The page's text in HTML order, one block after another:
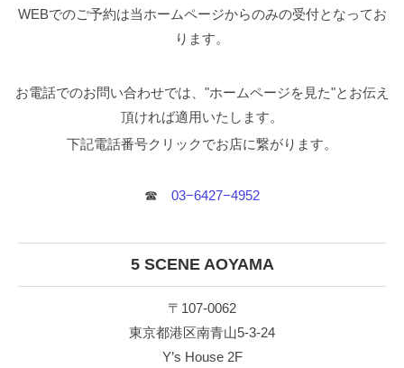
WEBでのご予約は当ホームページからのみの受付となってお
ります。
お電話でのお問い合わせでは、"ホームページを見た"とお伝え
頂ければ適用いたします。
下記電話番号クリックでお店に繋がります。
☎︎ 03−6427−4952
5 SCENE AOYAMA
〒107-0062
東京都港区南青山5-3-24
Y’s House 2F